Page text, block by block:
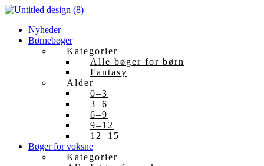
Skip
contentNyheder
Børnebøger
Kategorier
Alle bøger for børn
Fantasy
Alder
0–3
3–6
6–9
9–12
12–15
Bøger for voksne
Kategorier